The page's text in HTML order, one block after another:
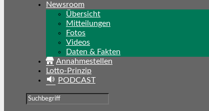
Newsroom
Übersicht
Mitteilungen
Fotos
Videos
Daten & Fakten
Annahmestellen
Lotto-Prinzip
PODCAST